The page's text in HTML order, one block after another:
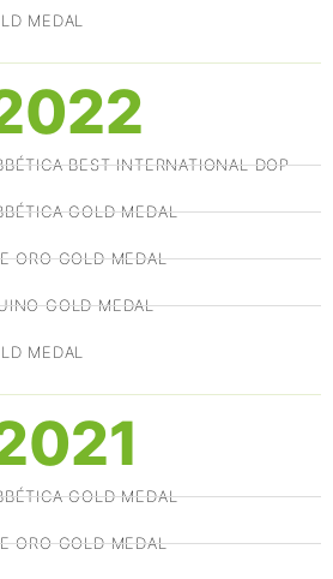
MEDAL
BEST INTERNATIONAL DOP
GOLD MEDAL
ORO GOLD MEDAL
GOLD MEDAL
MEDAL
GOLD MEDAL
ORO GOLD MEDAL